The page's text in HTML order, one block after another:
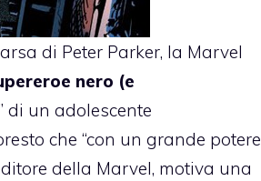
di Peter Parker, la Marvel
nero (e
di un adolescente
che “con un grande potere
della Marvel, motiva una